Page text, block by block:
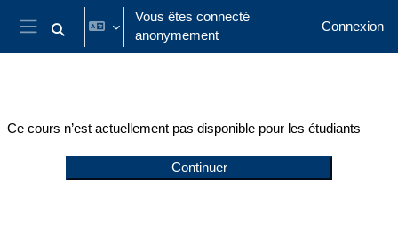
Passer au contenu principal
Panneau latéral
Activer/désactiver la saisie de recherche
Vous êtes connecté
anonymement
Connexion
Ce cours n’est actuellement pas disponible pour les étudiants
Continuer